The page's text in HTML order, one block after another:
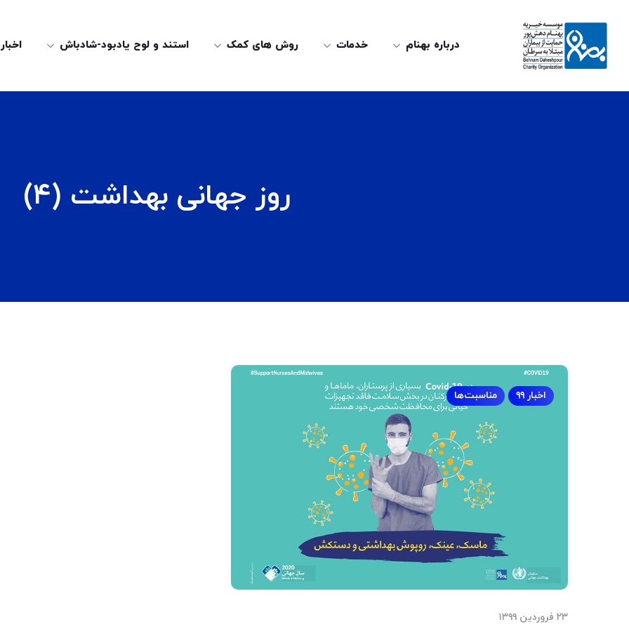
درباره بهنام خدمات روش های کمک استند و لوح یادبود-شادباش اخبار
روز جهانی بهداشت (۴)
اخبار ۹۹ مناسبت‌ها
۲۳ فروردین ۱۳۹۹